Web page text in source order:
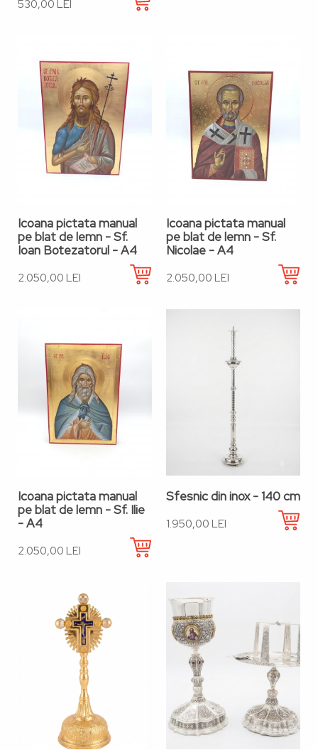
530,00 LEI
Icoana pictata manual
pe blat de lemn - Sf.
Ioan Botezatorul - A4
2.050,00 LEI
Icoana pictata manual
pe blat de lemn - Sf.
Nicolae - A4
2.050,00 LEI
Icoana pictata manual
pe blat de lemn - Sf. Ilie
- A4
2.050,00 LEI
Sfesnic din inox - 140 cm
1.950,00 LEI